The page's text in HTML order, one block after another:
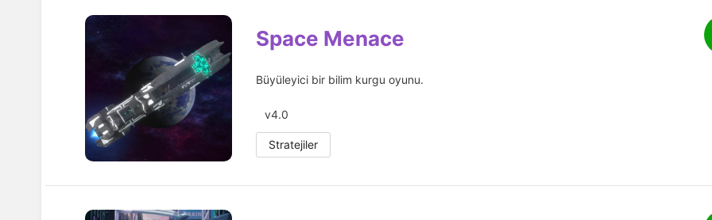
Space Menace
Büyüleyici bir bilim kurgu oyunu.
v4.0
Stratejiler